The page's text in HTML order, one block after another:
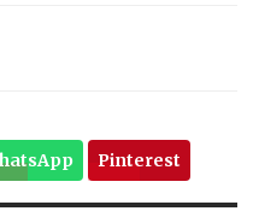
Pinterest